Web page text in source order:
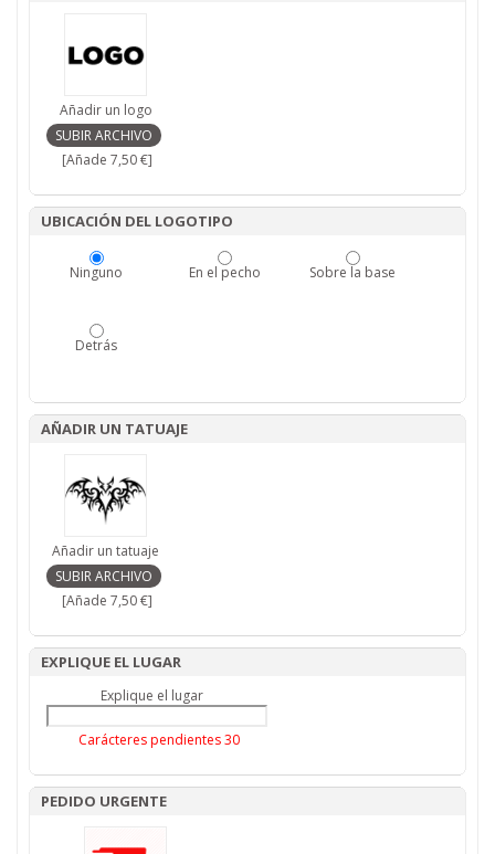
Añadir un logo
[Añade 7,50 €]
UBICACIÓN DEL LOGOTIPO
Ninguno En el pecho Sobre la base
Detrás
AÑADIR UN TATUAJE
Añadir un tatuaje
[Añade 7,50 €]
EXPLIQUE EL LUGAR
Explique el lugar
Carácteres pendientes30
PEDIDO URGENTE